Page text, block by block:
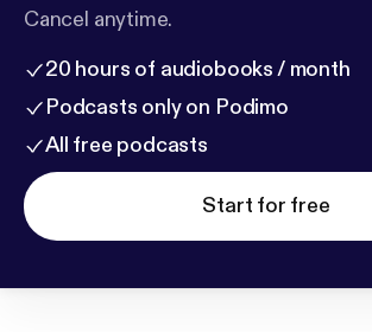
Cancel anytime.
20 hours of audiobooks / month
Podcasts only on Podimo
All free podcasts
Start for free